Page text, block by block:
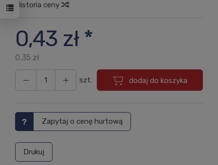
Historia ceny
0,43 zł *
0,35 zł
szt. dodaj do koszyka
Zapytaj o cenę hurtową
Drukuj